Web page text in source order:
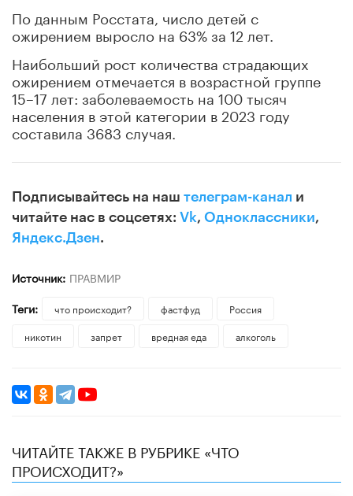
По данным Росстата, число детей с
ожирением выросло на 63% за 12 лет.
Наибольший рост количества страдающих
ожирением отмечается в возрастной группе
15–17 лет: заболеваемость на 100 тысяч
населения в этой категории в 2023 году
составила 3683 случая.
Подписывайтесь на наш телеграм-канал и
читайте нас в соцсетях: Vk, Одноклассники,
Яндекс.Дзен.
Источник: ПРАВМИР
Теги:
что происходит? фастфуд
Россия
никотин
запрет вредная еда алкоголь
ЧИТАЙТЕ ТАКЖЕ В РУБРИКЕ «ЧТО
ПРОИСХОДИТ?»